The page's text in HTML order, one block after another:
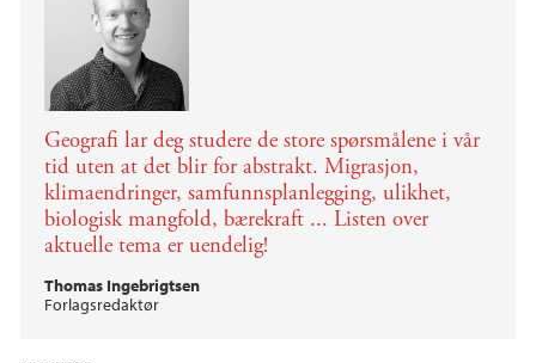
Geografi lar deg studere de store spørsmålene i vår
tid uten at det blir for abstrakt. Migrasjon,
klimaendringer, samfunnsplanlegging, ulikhet,
biologisk mangfold, bærekraft ... Listen over
aktuelle tema er uendelig!
Thomas Ingebrigtsen
Forlagsredaktør